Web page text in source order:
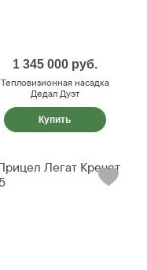
1 345 000 руб.
Тепловизионная насадка
Дедал Дуэт
Купить